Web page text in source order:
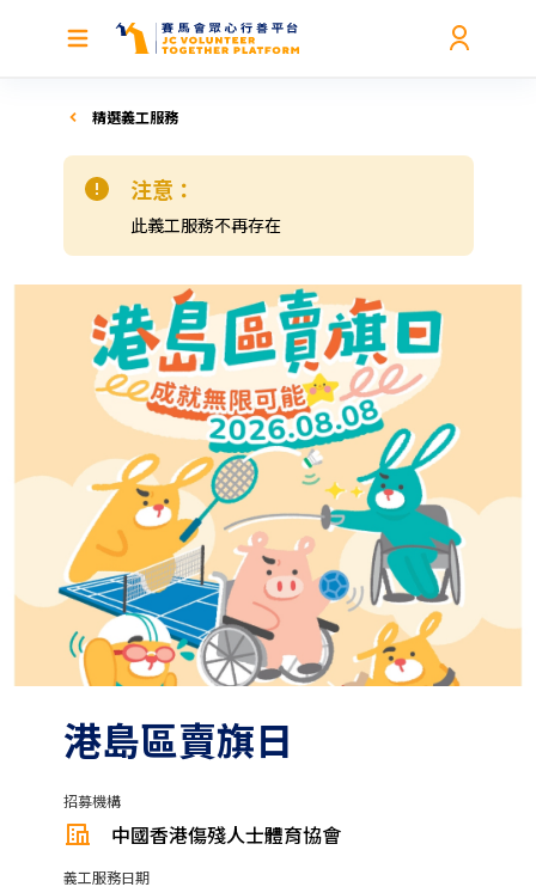
精選義工服務
注意：
此義工服務不再存在
港島區賣旗日
招募機構
中國香港傷殘人士體育協會
義工服務日期